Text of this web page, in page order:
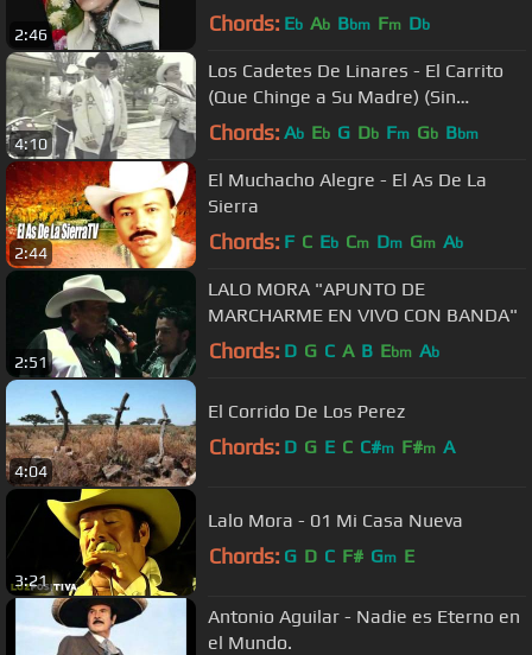
2:46 Chords: Eb Ab Bbm Fm Db
4:10
Los Cadetes De Linares - El Carrito
(Que Chinge a Su Madre) (Sin
Censura) Video Official
Chords: Ab Eb G Db Fm Gb Bbm
2:44
El Muchacho Alegre - El As De La
Sierra
Chords: F C Eb Cm Dm Gm Ab
2:51
LALO MORA "APUNTO DE
MARCHARME EN VIVO CON BANDA"
Chords: D G C A B Ebm Ab
4:04
El Corrido De Los Perez
Chords: D G E C C#m F#m A
3:21
Lalo Mora - 01 Mi Casa Nueva
Chords: G D C F# Gm E
Antonio Aguilar - Nadie es Eterno en
el Mundo.